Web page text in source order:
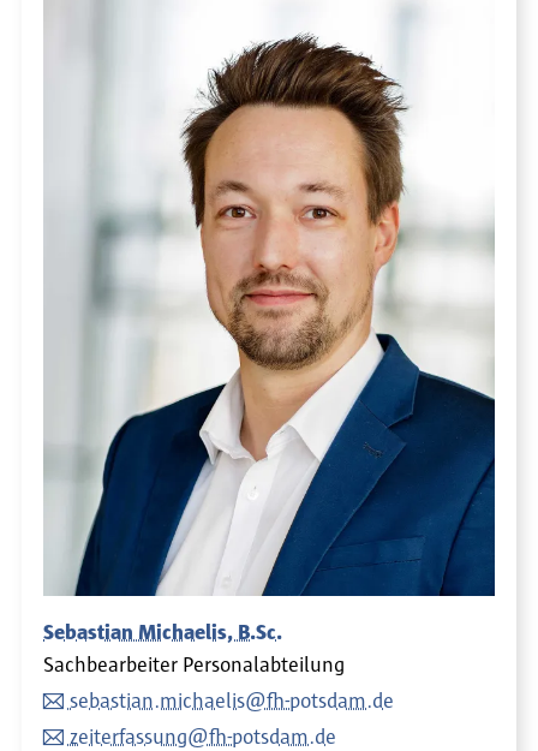
Sebastian Michaelis, B.Sc.
Sachbearbeiter Personalabteilung
sebastian.michaelis@fh-potsdam.de
zeiterfassung@fh-potsdam.de